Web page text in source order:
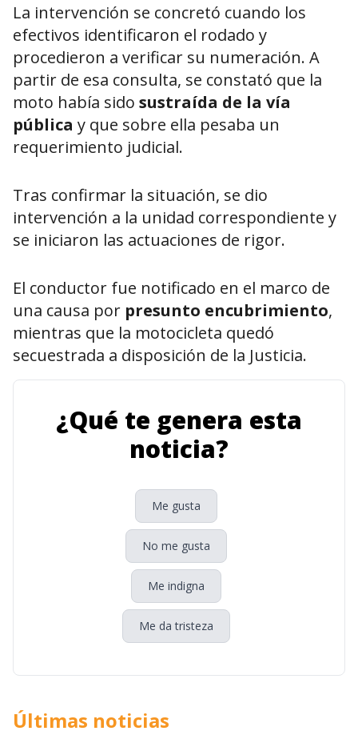
La intervención se concretó cuando los
efectivos identificaron el rodado y
procedieron a verificar su numeración. A
partir de esa consulta, se constató que la
moto había sido sustraída de la vía
pública y que sobre ella pesaba un
requerimiento judicial.
Tras confirmar la situación, se dio
intervención a la unidad correspondiente y
se iniciaron las actuaciones de rigor.
El conductor fue notificado en el marco de
una causa por presunto encubrimiento,
mientras que la motocicleta quedó
secuestrada a disposición de la Justicia.
¿Qué te genera esta
noticia?
Me gusta
No me gusta
Me indigna
Me da tristeza
Últimas noticias